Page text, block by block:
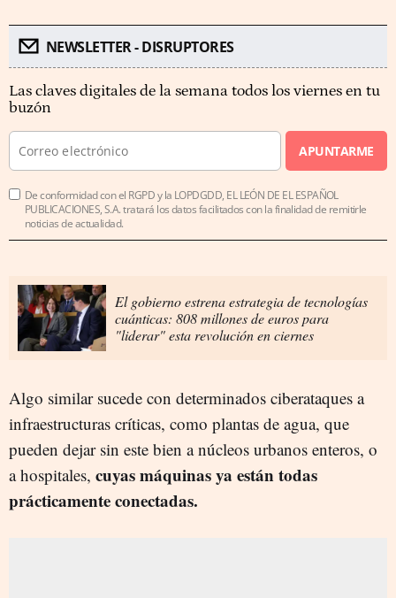
NEWSLETTER - DISRUPTORES
Las claves digitales de la semana todos los viernes en tu
buzón
APUNTARME
De conformidad con el RGPD y la LOPDGDD, EL LEÓN DE EL ESPAÑOL
PUBLICACIONES, S.A. tratará los datos facilitados con la finalidad de remitirle
noticias de actualidad.
El gobierno estrena estrategia de tecnologías
cuánticas: 808 millones de euros para
"liderar" esta revolución en ciernes
Algo similar sucede con determinados ciberataques a
infraestructuras críticas, como plantas de agua, que
pueden dejar sin este bien a núcleos urbanos enteros, o
a hospitales, cuyas máquinas ya están todas
prácticamente conectadas.